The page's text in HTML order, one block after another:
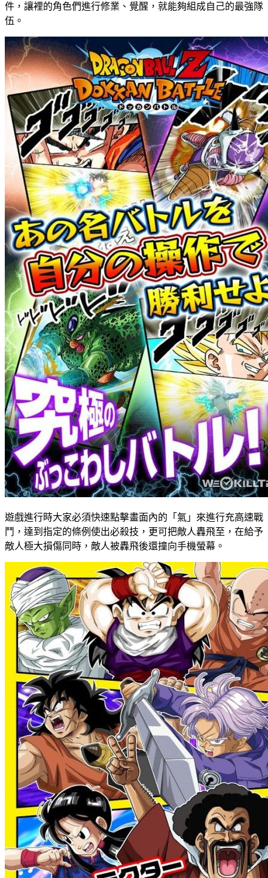
件，讓裡的角色們進行修業、覺醒，就能夠組成自己的最強隊
伍。
遊戲進行時大家必須快速點擊畫面內的「氣」來進行充高速戰
鬥，達到指定的條例使出必殺技，更可把敵人轟飛至，在給予
敵人極大損傷同時，敵人被轟飛後還撞向手機螢幕。